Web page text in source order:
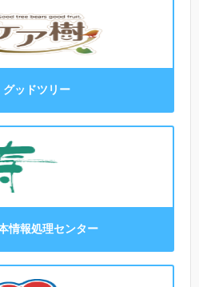
グッドツリー
情報処理センター